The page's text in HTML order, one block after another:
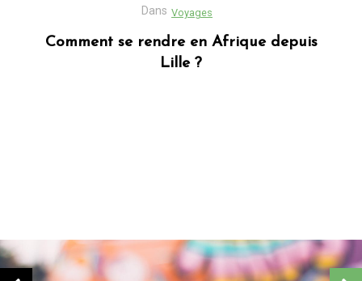
Dans Business
Découvrez Donafesta : La Référence pour
vos cadeaux personnalisés
Dans Blog africain